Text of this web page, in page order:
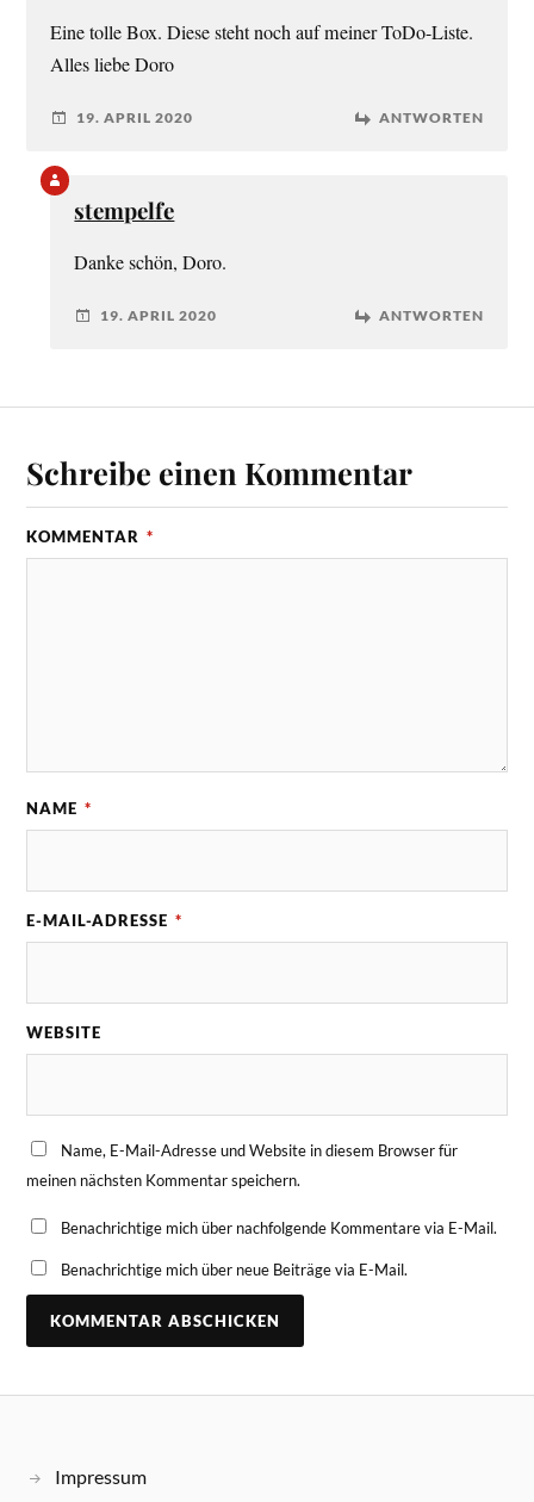
Eine tolle Box. Diese steht noch auf meiner ToDo-Liste.
Alles liebe Doro
19. APRIL 2020 ANTWORTEN
stempelfe
Danke schön, Doro.
19. APRIL 2020 ANTWORTEN
Schreibe einen Kommentar
KOMMENTAR *
NAME *
E-MAIL-ADRESSE *
WEBSITE
Name, E-Mail-Adresse und Website in diesem Browser für
meinen nächsten Kommentar speichern.
Benachrichtige mich über nachfolgende Kommentare via E-Mail.
Benachrichtige mich über neue Beiträge via E-Mail.
Impressum